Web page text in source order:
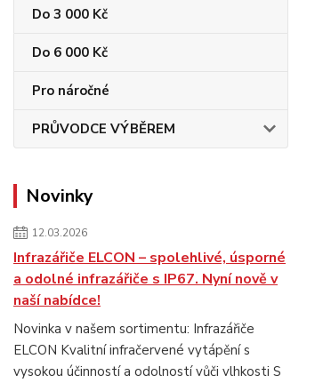
Do 3 000 Kč
Do 6 000 Kč
Pro náročné
PRŮVODCE VÝBĚREM
Novinky
12.03.2026
Infrazářiče ELCON – spolehlivé, úsporné
a odolné infrazářiče s IP67. Nyní nově v
naší nabídce!
Novinka v našem sortimentu: Infrazářiče
ELCON Kvalitní infračervené vytápění s
vysokou účinností a odolností vůči vlhkosti S